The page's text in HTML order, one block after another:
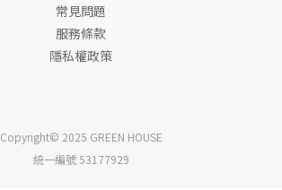
常見問題
服務條款
隱私權政策
Copyright© 2025 GREEN HOUSE
統一編號 53177929